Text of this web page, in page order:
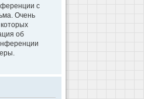
с
Очень
об